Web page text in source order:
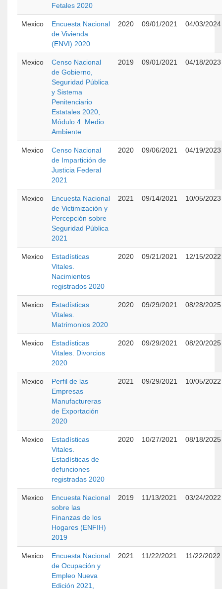
Fetales 2020
Mexico
Encuesta Nacional
de Vivienda
(ENVI) 2020
2020 09/01/2021 04/03/2024
Mexico
Censo Nacional
de Gobierno,
Seguridad Pública
y Sistema
Penitenciario
Estatales 2020,
Módulo 4. Medio
Ambiente
2019 09/01/2021 04/18/2023
Mexico
Censo Nacional
de Impartición de
Justicia Federal
2021
2020 09/06/2021 04/19/2023
Mexico
Encuesta Nacional
de Victimización y
Percepción sobre
Seguridad Pública
2021
2021 09/14/2021 10/05/2023
Mexico
Estadísticas
Vitales.
Nacimientos
registrados 2020
2020 09/21/2021 12/15/2022
Mexico
Estadísticas
Vitales.
Matrimonios 2020
2020 09/29/2021 08/28/2025
Mexico
Estadísticas
Vitales. Divorcios
2020
2020 09/29/2021 08/20/2025
Mexico
Perfil de las
Empresas
Manufactureras
de Exportación
2020
2021 09/29/2021 10/05/2022
Mexico
Estadísticas
Vitales.
Estadísticas de
defunciones
registradas 2020
2020 10/27/2021 08/18/2025
Mexico
Encuesta Nacional
sobre las
Finanzas de los
Hogares (ENFIH)
2019
2019 11/13/2021 03/24/2022
Mexico
Encuesta Nacional
de Ocupación y
Empleo Nueva
Edición 2021,
2021 11/22/2021 11/22/2022